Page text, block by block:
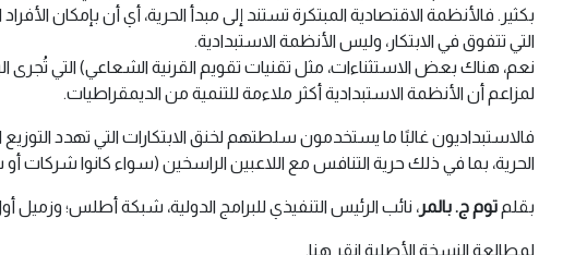
بكثير. فالأنظمة الاقتصادية المبتكرة تستند إلى مبدأ الحرية، أي أن بإمكان
التي تتفوق في الابتكار، وليس الأنظمة الاستبدادية.
لمزاعم أن الأنظمة الاستبدادية أكثر ملاءمة للتنمية من الديمقراطيات.
فالاستبداديون غالبًا ما يستخدمون سلطتهم لخنق الابتكارات التي تهدد التوزيع
الحرية، بما في ذلك حرية التنافس مع اللاعبين الراسخين (سواء كانوا شركات
بقلم توم ج. بالمر، نائب الرئيس التنفيذي للبرامج الدولية، شبكة أطلس؛ وزميل
لمطالعة النسخة الأصلية انقر هنا.